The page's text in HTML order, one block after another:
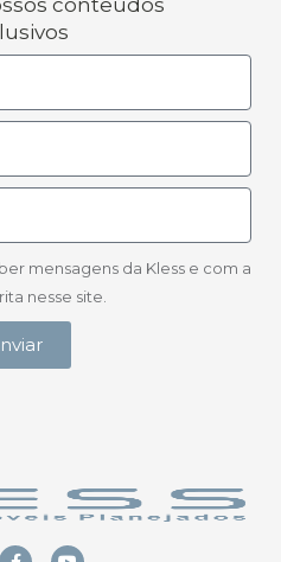
mensagens da Kless e com a
nesse site.